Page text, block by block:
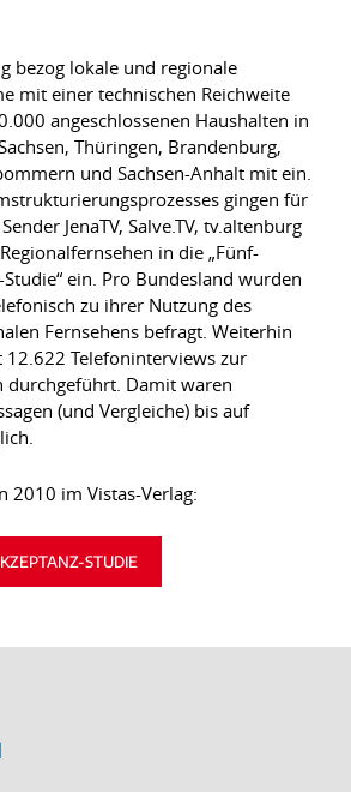
bezog lokale und regionale
mit einer technischen Reichweite
angeschlossenen Haushalten in
Thüringen, Brandenburg,
und Sachsen-Anhalt mit ein.
gingen für
JenaTV, Salve.TV, tv.altenburg
in die „Fünf-
ein. Pro Bundesland wurden
zu ihrer Nutzung des
Fernsehens befragt. Weiterhin
Telefoninterviews zur
durchgeführt. Damit waren
(und Vergleiche) bis auf
2010 im Vistas-Verlag:
STUDIE